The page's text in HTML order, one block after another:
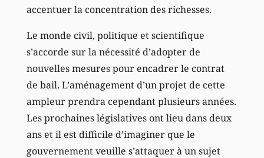
accentuer la concentration des richesses.
Le monde civil, politique et scientifique
s’accorde sur la nécessité d’adopter de
nouvelles mesures pour encadrer le contrat
de bail. L’aménagement d’un projet de cette
ampleur prendra cependant plusieurs années.
Les prochaines législatives ont lieu dans deux
ans et il est difficile d’imaginer que le
gouvernement veuille s’attaquer à un sujet